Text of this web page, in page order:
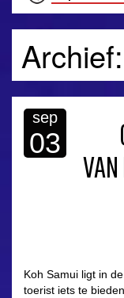
sep
03
VAN
Koh Samui ligt in
toerist iets te